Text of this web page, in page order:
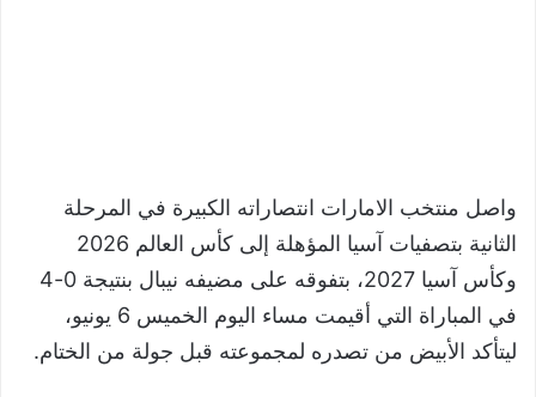
واصل منتخب الامارات انتصاراته الكبيرة في المرحلة
الثانية بتصفيات آسيا المؤهلة إلى كأس العالم 2026
وكأس آسيا 2027، بتفوقه على مضيفه نيبال بنتيجة 0-4
في المباراة التي أقيمت مساء اليوم الخميس 6 يونيو،
ليتأكد الأبيض من تصدره لمجموعته قبل جولة من الختام.